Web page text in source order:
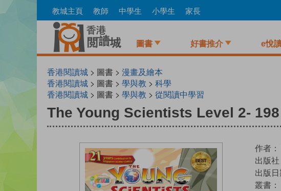
to
教城主頁 教師 中學生 小學生 家長
圖書 好書推介 e悅
香港閱讀城 > 圖書 > 漫畫及繪本
香港閱讀城 > 圖書 > 學與教 > 科學
香港閱讀城 > 圖書 > 學與教 > 從閱讀中學習
The Young Scientists Level 2-
作者：
出版社
出版日
叢書：